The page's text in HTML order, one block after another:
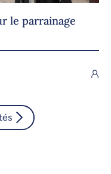
le parrainage